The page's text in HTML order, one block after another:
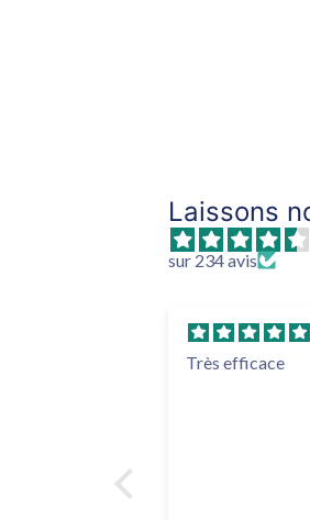
Laissons
sur 234 avis
Très efficace